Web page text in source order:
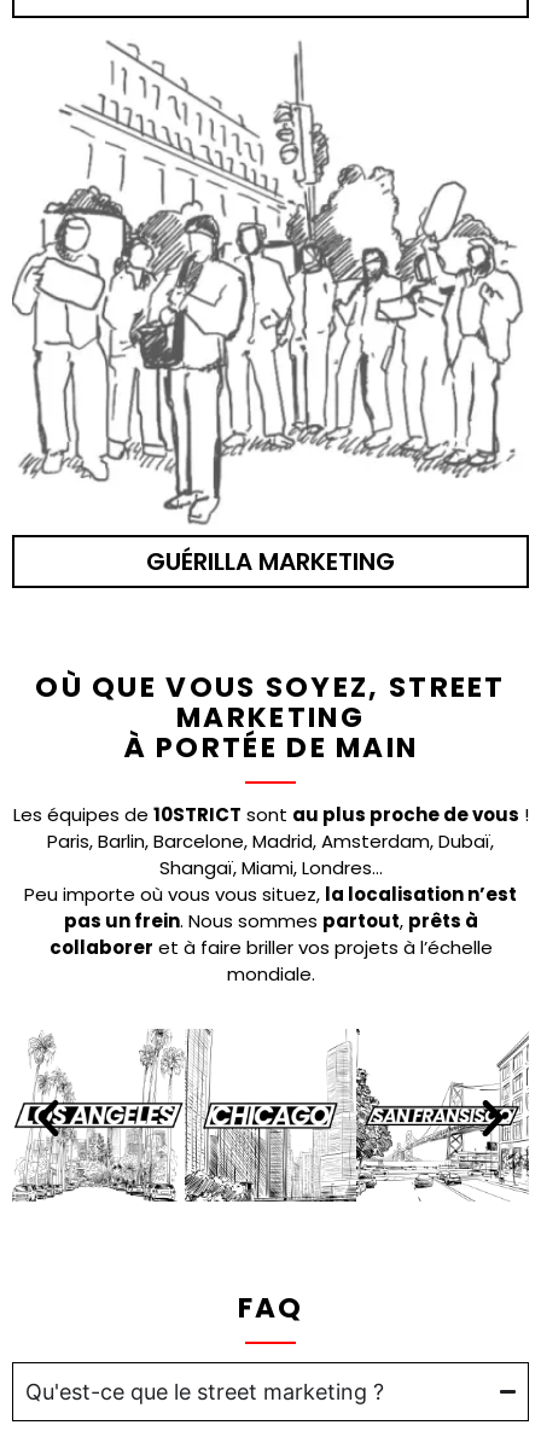
GUÉRILLA MARKETING
OÙ QUE VOUS SOYEZ, STREET
MARKETING
À PORTÉE DE MAIN
Les équipes de 10STRICT sont au plus proche de vous !
Paris, Barlin, Barcelone, Madrid, Amsterdam, Dubaï,
Shangaï, Miami, Londres…
Peu importe où vous vous situez, la localisation n’est
pas un frein. Nous sommes partout, prêts à
collaborer et à faire briller vos projets à l’échelle
mondiale.
FAQ
Qu'est-ce que le street marketing ?